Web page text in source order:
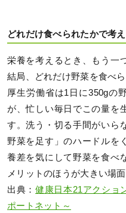
どれだけ食べられたかで考
栄養を考えるとき、もう一
結局、どれだけ野菜を食べら
厚生労働省は1日に350gの
が、忙しい毎日でこの量を
す。洗う・切る手間がいら
野菜を足す」のハードルを
養差を気にして野菜を食べ
メリットのほうが大きい場
出典：健康日本21アクシ
ポートネット～